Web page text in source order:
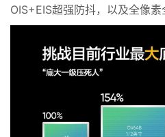
OIS+EIS超强防抖，以及全像素